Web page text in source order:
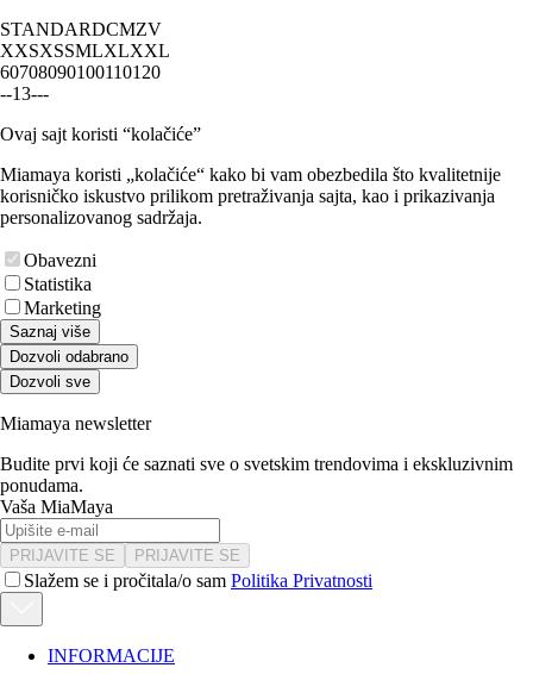
STANDARDCMZV
XXSXSSMLXLXXL
60708090100110120
--13---
Ovaj sajt koristi “kolačiće”
Miamaya koristi „kolačiće“ kako bi vam obezbedila što kvalitetnije
korisničko iskustvo prilikom pretraživanja sajta, kao i prikazivanja
personalizovanog sadržaja.
Obavezni
Statistika
Marketing
Saznaj više
Dozvoli odabrano
Dozvoli sve
Miamaya newsletter
Budite prvi koji će saznati sve o svetskim trendovima i ekskluzivnim
ponudama.
Vaša MiaMaya
PRIJAVITE SE PRIJAVITE SE
Slažem se i pročitala/o sam Politika Privatnosti
INFORMACIJE